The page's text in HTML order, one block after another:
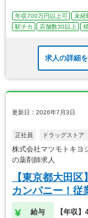
年収700万円以上可 未経
駅チカ
店舗数30以上
求人の詳細
更新日：2026年7月3日
正社員 ドラッグストア
株式会社マツモトキ
の薬剤師求人
【東京都大田
カンパニー！従
す！
給与 【年収